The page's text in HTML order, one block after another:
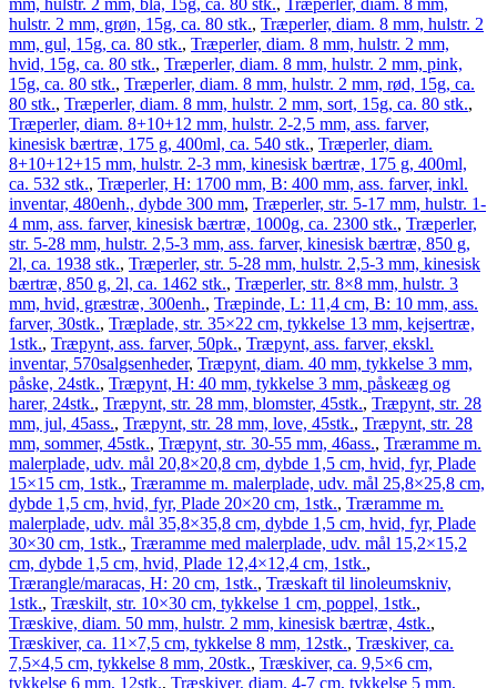
mm, hulstr. 2 mm, blå, 15g, ca. 80 stk., Træperler, diam. 8 mm,
hulstr. 2 mm, grøn, 15g, ca. 80 stk., Træperler, diam. 8 mm, hulstr. 2
mm, gul, 15g, ca. 80 stk., Træperler, diam. 8 mm, hulstr. 2 mm,
hvid, 15g, ca. 80 stk., Træperler, diam. 8 mm, hulstr. 2 mm, pink,
15g, ca. 80 stk., Træperler, diam. 8 mm, hulstr. 2 mm, rød, 15g, ca.
80 stk., Træperler, diam. 8 mm, hulstr. 2 mm, sort, 15g, ca. 80 stk.,
Træperler, diam. 8+10+12 mm, hulstr. 2-2,5 mm, ass. farver,
kinesisk bærtræ, 175 g, 400ml, ca. 540 stk., Træperler, diam.
8+10+12+15 mm, hulstr. 2-3 mm, kinesisk bærtræ, 175 g, 400ml,
ca. 532 stk., Træperler, H: 1700 mm, B: 400 mm, ass. farver, inkl.
inventar, 480enh., dybde 300 mm, Træperler, str. 5-17 mm, hulstr. 1-
4 mm, ass. farver, kinesisk bærtræ, 1000g, ca. 2300 stk., Træperler,
str. 5-28 mm, hulstr. 2,5-3 mm, ass. farver, kinesisk bærtræ, 850 g,
2l, ca. 1938 stk., Træperler, str. 5-28 mm, hulstr. 2,5-3 mm, kinesisk
bærtræ, 850 g, 2l, ca. 1462 stk., Træperler, str. 8×8 mm, hulstr. 3
mm, hvid, græstræ, 300enh., Træpinde, L: 11,4 cm, B: 10 mm, ass.
farver, 30stk., Træplade, str. 35×22 cm, tykkelse 13 mm, kejsertræ,
1stk., Træpynt, ass. farver, 50pk., Træpynt, ass. farver, ekskl.
inventar, 570salgsenheder, Træpynt, diam. 40 mm, tykkelse 3 mm,
påske, 24stk., Træpynt, H: 40 mm, tykkelse 3 mm, påskeæg og
harer, 24stk., Træpynt, str. 28 mm, blomster, 45stk., Træpynt, str. 28
mm, jul, 45ass., Træpynt, str. 28 mm, love, 45stk., Træpynt, str. 28
mm, sommer, 45stk., Træpynt, str. 30-55 mm, 46ass., Træramme m.
malerplade, udv. mål 20,8×20,8 cm, dybde 1,5 cm, hvid, fyr, Plade
15×15 cm, 1stk., Træramme m. malerplade, udv. mål 25,8×25,8 cm,
dybde 1,5 cm, hvid, fyr, Plade 20×20 cm, 1stk., Træramme m.
malerplade, udv. mål 35,8×35,8 cm, dybde 1,5 cm, hvid, fyr, Plade
30×30 cm, 1stk., Træramme med malerplade, udv. mål 15,2×15,2
cm, dybde 1,5 cm, hvid, Plade 12,4×12,4 cm, 1stk.,
Trærangle/maracas, H: 20 cm, 1stk., Træskaft til linoleumskniv,
1stk., Træskilt, str. 10×30 cm, tykkelse 1 cm, poppel, 1stk.,
Træskive, diam. 50 mm, hulstr. 2 mm, kinesisk bærtræ, 4stk.,
Træskiver, ca. 11×7,5 cm, tykkelse 8 mm, 12stk., Træskiver, ca.
7,5×4,5 cm, tykkelse 8 mm, 20stk., Træskiver, ca. 9,5×6 cm,
tykkelse 6 mm, 12stk., Træskiver, diam. 4-7 cm, tykkelse 5 mm,